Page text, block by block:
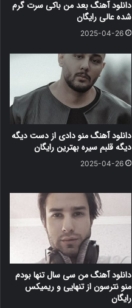
دانلود آهنگ بعد من باکی سرت گرم
شده عالی رایگان
2025-04-26
دانلود آهنگ منو دادی از دست دیگه
دیگه قلبم سیره بهترین رایگان
2025-04-26
دانلود آهنگ من سی سال تنها بودم
منو نترسون از تنهایی و ریمیکس
رایگان